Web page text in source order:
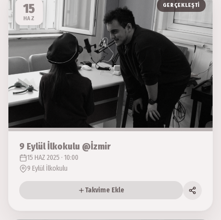
15
HAZ
GERÇEKLEŞTI
9 Eylül İlkokulu @İzmir
15 HAZ 2025 · 10:00
9 Eylül İlkokulu
Takvime Ekle